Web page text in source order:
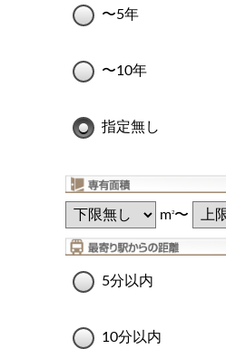
〜5年
〜10年
指定無し
m2〜
5分以内
10分以内